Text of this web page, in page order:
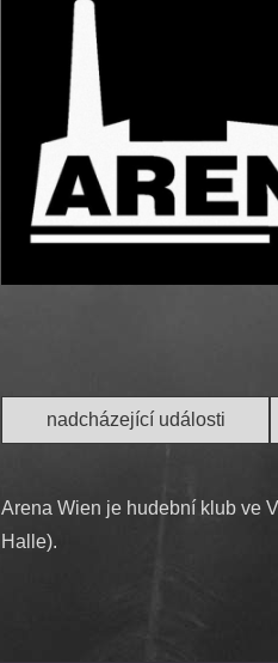
nadcházející události
Arena Wien je hudební klub ve
Halle).